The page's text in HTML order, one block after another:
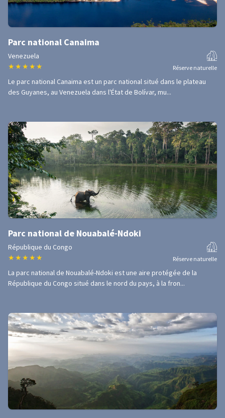
Parc national Canaima
Venezuela
★ ★ ★ ★ ★ Réserve naturelle
Le parc national Canaima est un parc national situé dans le plateau
des Guyanes, au Venezuela dans l'État de Bolívar, mu...
Parc national de Nouabalé-Ndoki
République du Congo
★ ★ ★ ★ ★ Réserve naturelle
La parc national de Nouabalé-Ndoki est une aire protégée de la
République du Congo situé dans le nord du pays, à la fron...